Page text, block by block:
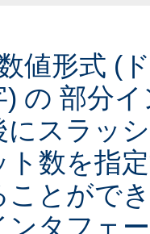
値形式 (
) の 部分
にスラッ
ト数を指
ことがで
ンタフェ